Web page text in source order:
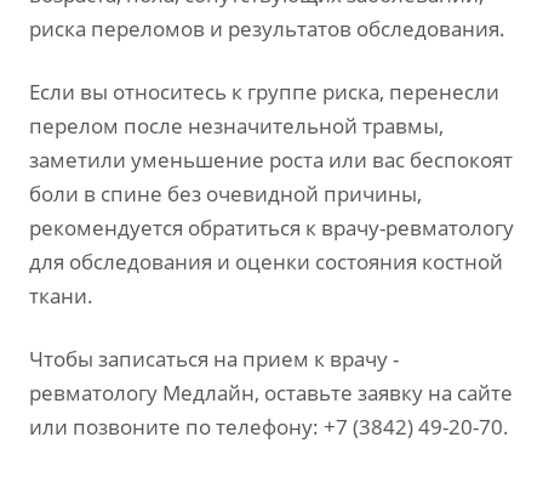
риска переломов и результатов обследования.
Если вы относитесь к группе риска, перенесли
перелом после незначительной травмы,
заметили уменьшение роста или вас беспокоят
боли в спине без очевидной причины,
рекомендуется обратиться к врачу-ревматологу
для обследования и оценки состояния костной
ткани.
Чтобы записаться на прием к врачу -
ревматологу Медлайн, оставьте заявку на сайте
или позвоните по телефону: +7 (3842) 49-20-70.